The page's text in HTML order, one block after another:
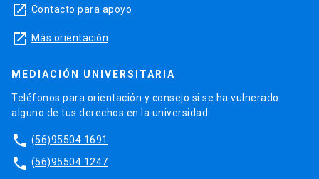
launch Contacto para apoyo
launch Más orientación
MEDIACIÓN UNIVERSITARIA
Teléfonos para orientación y consejo si se ha vulnerado
alguno de tus derechos en la universidad.
phone (56)95504 1691
phone (56)95504 1247